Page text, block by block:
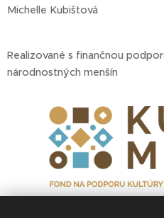
Michelle Kubištová
Realizované s finančnou
národnostných menšín